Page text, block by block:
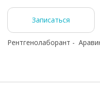
Записаться
Рентгенолаборант -